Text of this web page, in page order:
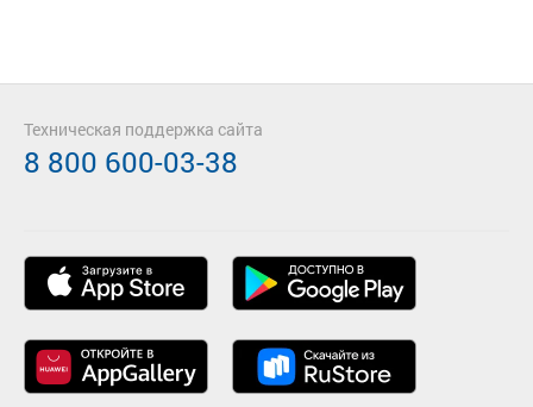
Техническая поддержка сайта
8 800 600-03-38